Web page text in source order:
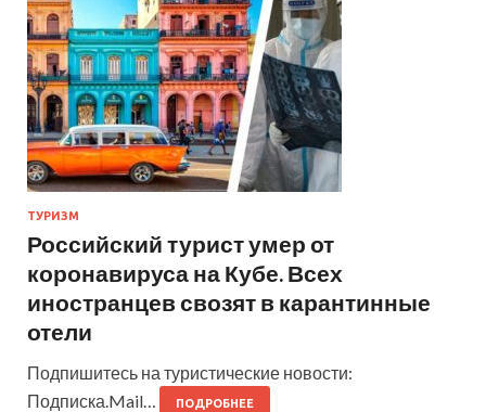
ТУРИЗМ
Российский турист умер от
коронавируса на Кубе. Всех
иностранцев свозят в карантинные
отели
Подпишитесь на туристические новости:
Подписка.Mail…
ПОДРОБНЕЕ